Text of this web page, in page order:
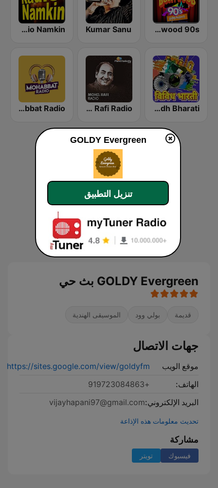
Radio Retro Bollywood 90s
Kumar Sanu
Radio Namkin
AIR Vividh Bharati
Mohammed Rafi Radio
Mohabbat Radio
GOLDY Evergreen بث حي
قديمة بولي وود الموسيقى الهندية
جهات الاتصال
موقع الويب
https://sites.google.com/view/goldyfm
الهاتف:
+919723084863
البريد الإلكتروني:vijayhapani97@gmail.com
تحديث معلومات هذه الإذاعة
مشاركة
فيسبوك تويتر
GOLDY Evergreen
تنزيل التطبيق